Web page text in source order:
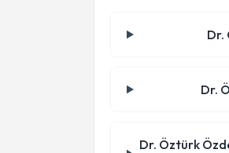
Dr.
Dr.
Dr. Öztürk